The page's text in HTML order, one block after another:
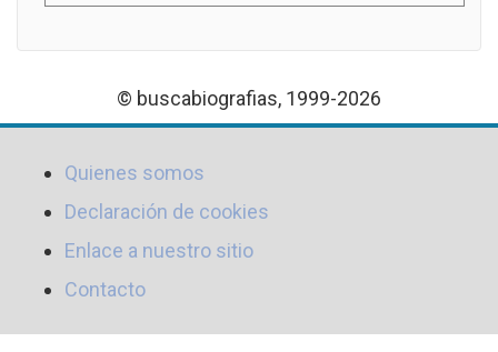
© buscabiografias, 1999-2026
Quienes somos
Declaración de cookies
Enlace a nuestro sitio
Contacto